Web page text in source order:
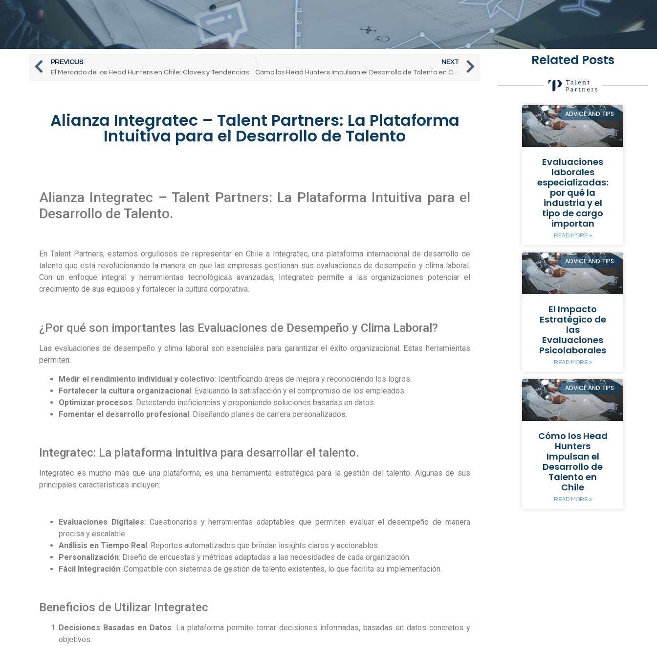
PREVIOUS
El Mercado de los Head Hunters en Chile: Claves y Tendencias
NEXT
Cómo los Head Hunters Impulsan el Desarrollo de Talento en Chile
Alianza Integratec – Talent Partners: La Plataforma
Intuitiva para el Desarrollo de Talento
Alianza Integratec – Talent Partners: La Plataforma Intuitiva para el
Desarrollo de Talento.
En Talent Partners, estamos orgullosos de representar en Chile a Integratec, una plataforma internacional de desarrollo de
talento que está revolucionando la manera en que las empresas gestionan sus evaluaciones de desempeño y clima laboral.
Con un enfoque integral y herramientas tecnológicas avanzadas, Integratec permite a las organizaciones potenciar el
crecimiento de sus equipos y fortalecer la cultura corporativa.
¿Por qué son importantes las Evaluaciones de Desempeño y Clima Laboral?
Las evaluaciones de desempeño y clima laboral son esenciales para garantizar el éxito organizacional. Estas herramientas
permiten:
Medir el rendimiento individual y colectivo: Identificando áreas de mejora y reconociendo los logros.
Fortalecer la cultura organizacional: Evaluando la satisfacción y el compromiso de los empleados.
Optimizar procesos: Detectando ineficiencias y proponiendo soluciones basadas en datos.
Fomentar el desarrollo profesional: Diseñando planes de carrera personalizados.
Integratec: La plataforma intuitiva para desarrollar el talento.
Integratec es mucho más que una plataforma; es una herramienta estratégica para la gestión del talento. Algunas de sus
principales características incluyen:
Evaluaciones Digitales: Cuestionarios y herramientas adaptables que permiten evaluar el desempeño de manera
precisa y escalable.
Análisis en Tiempo Real : Reportes automatizados que brindan insights claros y accionables.
Personalización: Diseño de encuestas y métricas adaptadas a las necesidades de cada organización.
Fácil Integración: Compatible con sistemas de gestión de talento existentes, lo que facilita su implementación.
Beneficios de Utilizar Integratec
Decisiones Basadas en Datos: La plataforma permite tomar decisiones informadas, basadas en datos concretos y
objetivos.
Related Posts
ADVICE AND TIPS
Evaluaciones
laborales
especializadas:
por qué la
industria y el
tipo de cargo
importan
READ MORE »
ADVICE AND TIPS
El Impacto
Estratégico de
las
Evaluaciones
Psicolaborales
READ MORE »
ADVICE AND TIPS
Cómo los Head
Hunters
Impulsan el
Desarrollo de
Talento en
Chile
READ MORE »